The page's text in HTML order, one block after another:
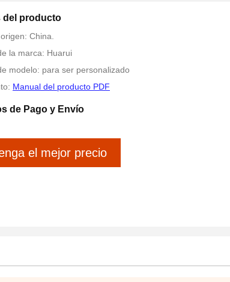
del producto
China.
la marca: Huarui
modelo: para ser personalizado
Manual del producto PDF
de Pago y Envío
el mejor precio